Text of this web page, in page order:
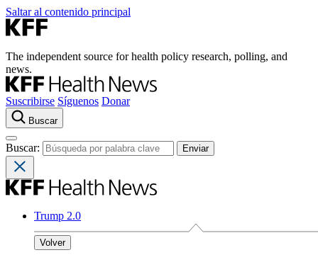
Saltar al contenido principal
The independent source for health policy research, polling, and
news.
Suscribirse Síguenos Donar
Buscar
Buscar:
Trump 2.0
Volver